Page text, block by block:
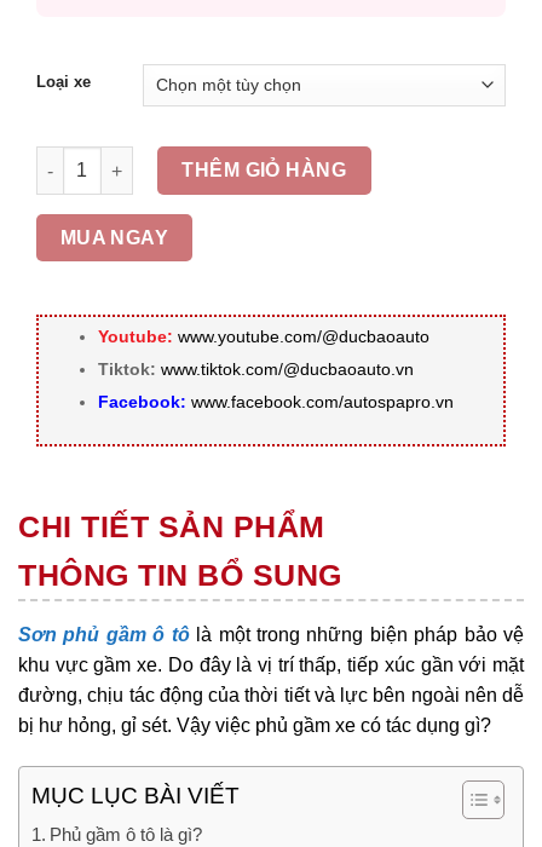
Loại xe
SƠN PHỦ GẦM Ô TÔ (Gói Tiêu Chuẩn) số lượng
THÊM GIỎ HÀNG
MUA NGAY
Youtube: www.youtube.com/@ducbaoauto
Tiktok: www.tiktok.com/@ducbaoauto.vn
Facebook: www.facebook.com/autospapro.vn
CHI TIẾT SẢN PHẨM
THÔNG TIN BỔ SUNG
Sơn phủ gầm ô tôlà một trong những biện pháp bảo vệ
khu vực gầm xe. Do đây là vị trí thấp, tiếp xúc gần với mặt
đường, chịu tác động của thời tiết và lực bên ngoài nên dễ
bị hư hỏng, gỉ sét. Vậy việc phủ gầm xe có tác dụng gì?
MỤC LỤC BÀI VIẾT
Phủ gầm ô tô là gì?